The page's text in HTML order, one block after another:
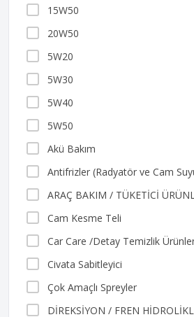
15W50
20W50
5W20
5W30
5W40
5W50
Akü Bakım
Antifrizler (Radyatör ve Cam
ARAÇ BAKIM / TÜKETİCİ
Cam Kesme Teli
Car Care /Detay Temizlik
Civata Sabitleyici
Çok Amaçlı Spreyler
DİREKSİYON / FREN